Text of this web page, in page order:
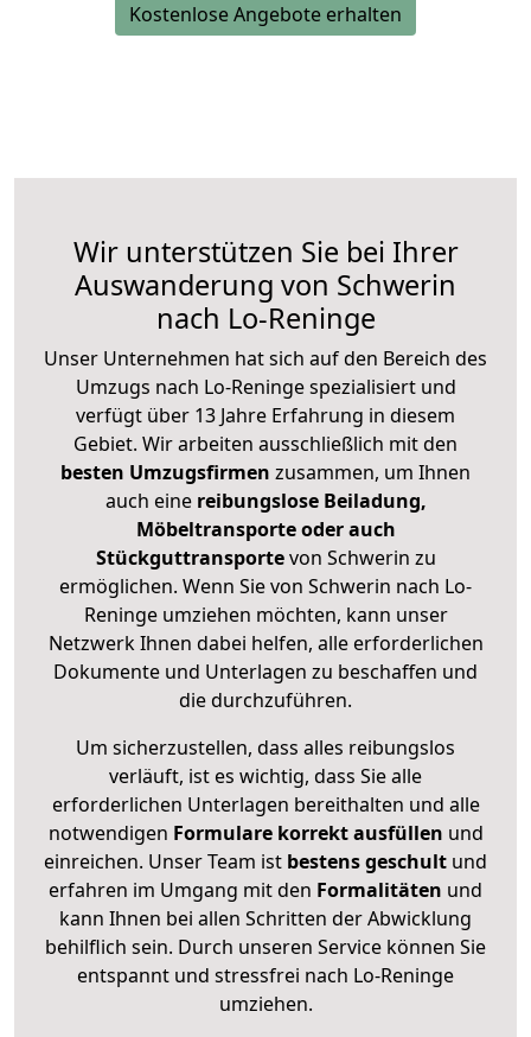
Kostenlose Angebote erhalten
Wir unterstützen Sie bei Ihrer
Auswanderung von Schwerin
nach Lo-Reninge
Unser Unternehmen hat sich auf den Bereich des
Umzugs nach Lo-Reninge spezialisiert und
verfügt über 13 Jahre Erfahrung in diesem
Gebiet. Wir arbeiten ausschließlich mit den
besten Umzugsfirmen zusammen, um Ihnen
auch eine reibungslose Beiladung,
Möbeltransporte oder auch
Stückguttransportevon Schwerin zu
ermöglichen. Wenn Sie von Schwerin nach Lo-
Reninge umziehen möchten, kann unser
Netzwerk Ihnen dabei helfen, alle erforderlichen
Dokumente und Unterlagen zu beschaffen und
die durchzuführen.
Um sicherzustellen, dass alles reibungslos
verläuft, ist es wichtig, dass Sie alle
erforderlichen Unterlagen bereithalten und alle
notwendigen Formulare korrekt ausfüllen und
einreichen. Unser Team ist bestens geschult und
erfahren im Umgang mit den Formalitäten und
kann Ihnen bei allen Schritten der Abwicklung
behilflich sein. Durch unseren Service können Sie
entspannt und stressfrei nach Lo-Reninge
umziehen.